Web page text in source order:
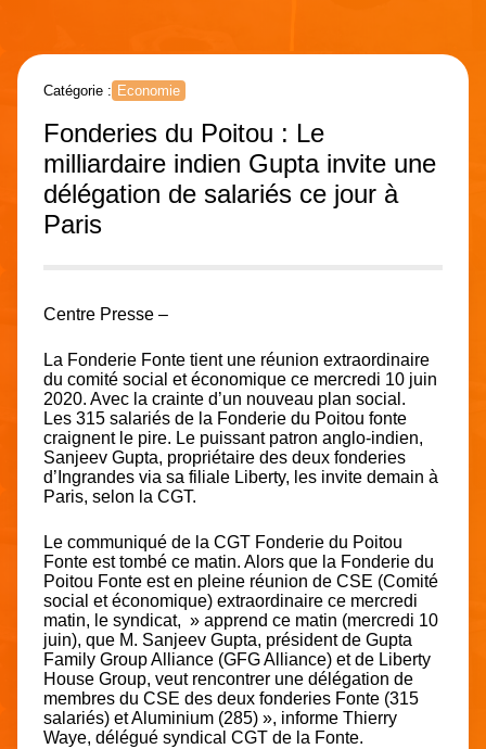
Catégorie : Economie
Fonderies du Poitou : Le
milliardaire indien Gupta invite une
délégation de salariés ce jour à
Paris
Centre Presse –
La Fonderie Fonte tient une réunion extraordinaire
du comité social et économique ce mercredi 10 juin
2020. Avec la crainte d’un nouveau plan social.
Les 315 salariés de la Fonderie du Poitou fonte
craignent le pire. Le puissant patron anglo-indien,
Sanjeev Gupta, propriétaire des deux fonderies
d’Ingrandes via sa filiale Liberty, les invite demain à
Paris, selon la CGT.
Le communiqué de la CGT Fonderie du Poitou
Fonte est tombé ce matin. Alors que la Fonderie du
Poitou Fonte est en pleine réunion de CSE (Comité
social et économique) extraordinaire ce mercredi
matin, le syndicat, » apprend ce matin (mercredi 10
juin), que M. Sanjeev Gupta, président de Gupta
Family Group Alliance (GFG Alliance) et de Liberty
House Group, veut rencontrer une délégation de
membres du CSE des deux fonderies Fonte (315
salariés) et Aluminium (285) », informe Thierry
Waye, délégué syndical CGT de la Fonte.